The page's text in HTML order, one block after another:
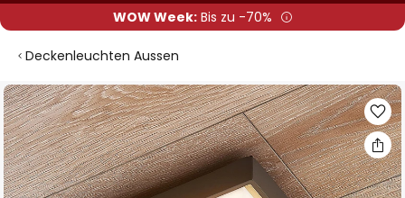
WOW Week:Bis zu -70%
Deckenleuchten Aussen
Zum
Ende
der
Bildgalerie
springen